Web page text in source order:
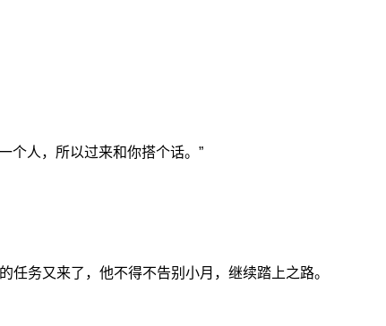
个人，所以过来和你搭个话。”
务又来了，他不得不告别小月，继续踏上之路。